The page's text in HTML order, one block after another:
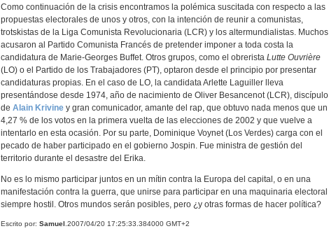
Como continuación de la crisis encontramos la polémica suscitada con respecto a las
propuestas electorales de unos y otros, con la intención de reunir a comunistas,
trotskistas de la Liga Comunista Revolucionaria (LCR) y los altermundialistas. Muchos
acusaron al Partido Comunista Francés de pretender imponer a toda costa la
candidatura de Marie-Georges Buffet. Otros grupos, como el obrerista Lutte Ouvrière
(LO) o el Partido de los Trabajadores (PT), optaron desde el principio por presentar
candidaturas propias. En el caso de LO, la candidata Arlette Laguiller lleva
presentándose desde 1974, año de nacimiento de Oliver Besancenot (LCR), discípulo
de Alain Krivine y gran comunicador, amante del rap, que obtuvo nada menos que un
4,27 % de los votos en la primera vuelta de las elecciones de 2002 y que vuelve a
intentarlo en esta ocasión. Por su parte, Dominique Voynet (Los Verdes) carga con el
pecado de haber participado en el gobierno Jospin. Fue ministra de gestión del
territorio durante el desastre del Erika.
No es lo mismo participar juntos en un mítin contra la Europa del capital, o en una
manifestación contra la guerra, que unirse para participar en una maquinaria electoral
siempre hostil. Otros mundos serán posibles, pero ¿y otras formas de hacer política?
Escrito por: Samuel .2007/04/20 17:25:33.384000 GMT+2